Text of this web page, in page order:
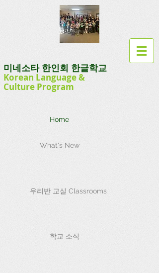
미네소타 한인회 한글학교
Korean Language&
Culture Program
Home
What's New
우리반 교실 Classrooms
학교 소식